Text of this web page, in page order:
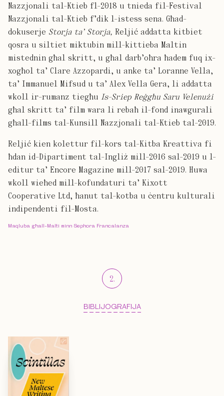
Nazzjonali tal-Ktieb fl-2018 u tnieda fil-Festival
Nazzjonali tal-Ktieb f’dik l-istess sena. Għad-
dokuserje Storja ta’ Storja, Reljić addatta kitbiet
qosra u siltiet miktubin mill-kittieba Maltin
mistednin għal skritt, u għal darb’oħra ħadem fuq ix-
xogħol ta’ Clare Azzopardi, u anke ta’ Loranne Vella,
ta’ Immanuel Mifsud u ta’ Alex Vella Gera, li addatta
wkoll ir-rumanz tiegħu Is-Sriep Reġgħu Saru Velenużi
għal skritt ta’ film wara li rebaħ il-fond inawgurali
għall-films tal-Kunsill Nazzjonali tal-Ktieb tal-2019.
Reljić kien kolettur fil-kors tal-Kitba Kreattiva fi
ħdan id-Dipartiment tal-Ingliż mill-2016 sal-2019 u l-
editur ta’ Encore Magazine mill-2017 sal-2019. Huwa
wkoll wieħed mill-kofundaturi ta’ Kixott
Cooperative Ltd, ħanut tal-kotba u ċentru kulturali
indipendenti fil-Mosta.
Maqluba għall-Malti minn Sephora Francalanza
2.
BIBLIJOGRAFIJA